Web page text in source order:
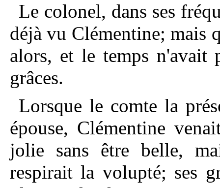
Le colonel, dans ses
déjà vu Clémentine; mais
alors, et le temps n'avait
grâces.
Lorsque le comte la
épouse, Clémentine
jolie sans être belle,
respirait la volupté; ses